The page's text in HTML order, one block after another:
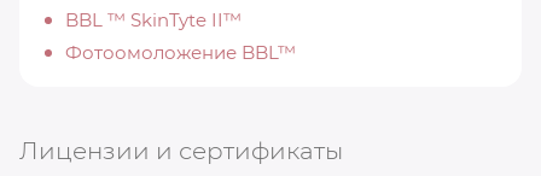
BBL ™ SkinTyte II™
Фотоомоложение BBL™
Лицензии и сертификаты